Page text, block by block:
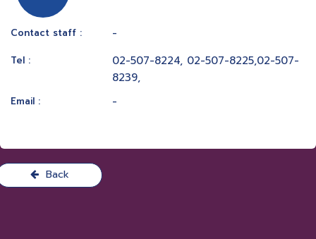
Contact staff : -
Tel :
02-507-8224, 02-507-8225,02-507-
8239,
Email : -
Back